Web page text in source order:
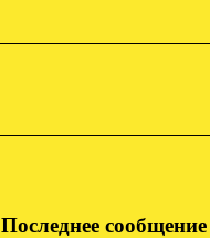
Последнее сообщение